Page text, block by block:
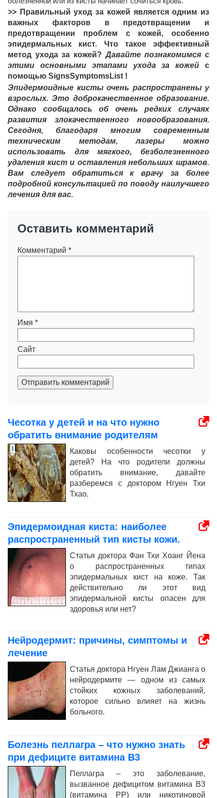
>> Правильный уход за кожей является одним из
важных факторов в предотвращении и
предотвращении проблем с кожей, особенно
эпидермальных кист. Что такое эффективный
метод ухода за кожей?Давайте познакомимся с
этими основными этапами ухода за кожей с
помощью SignsSymptomsList !
Эпидермоидные кисты очень распространены у
взрослых. Это доброкачественное образование.
Однако сообщалось об очень редких случаях
развития злокачественного новообразования.
Сегодня, благодаря многим современным
техническим методам, лазеры можно
использовать для мягкого, безболезненного
удаления кист и оставления небольших шрамов.
Вам следует обратиться к врачу за более
подробной консультацией по поводу наилучшего
лечения для вас.
Оставить комментарий
Комментарий *
Имя *
Сайт
Отправить комментарий
Чесотка у детей и на что нужно
обратить внимание родителям
Каковы особенности чесотки у
детей? На что родители должны
обратить внимание, давайте
разберемся с доктором Нгуен Тхи
Тхао.
Эпидермоидная киста: наиболее
распространенный тип кисты кожи.
Статья доктора Фан Тхи Хоанг Йена
о распространенных типах
эпидермальных кист на коже. Так
действительно ли этот вид
эпидермальной кисты опасен для
здоровья или нет?
Нейродермит: причины, симптомы и
лечение
Статья доктора Нгуен Лам Джианга о
нейродермите — одном из самых
стойких кожных заболеваний,
которое сильно влияет на жизнь
больного.
Болезнь пеллагра – что нужно знать
при дефиците витамина B3
Пеллагра – это заболевание,
вызванное дефицитом витамина В3
(витамина РР) или никотиновой